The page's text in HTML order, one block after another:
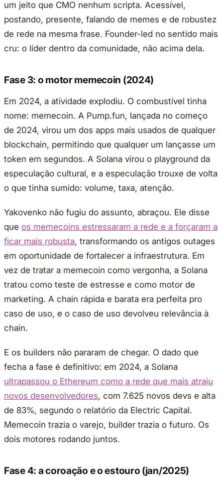
um jeito que CMO nenhum scripta. Acessível,
postando, presente, falando de memes e de robustez
de rede na mesma frase. Founder-led no sentido mais
cru: o líder dentro da comunidade, não acima dela.
Fase 3: o motor memecoin (2024)
Em 2024, a atividade explodiu. O combustível tinha
nome: memecoin. A Pump.fun, lançada no começo
de 2024, virou um dos apps mais usados de qualquer
blockchain, permitindo que qualquer um lançasse um
token em segundos. A Solana virou o playground da
especulação cultural, e a especulação trouxe de volta
o que tinha sumido: volume, taxa, atenção.
Yakovenko não fugiu do assunto, abraçou. Ele disse
que os memecoins estressaram a rede e a forçaram a
ficar mais robusta, transformando os antigos outages
em oportunidade de fortalecer a infraestrutura. Em
vez de tratar a memecoin como vergonha, a Solana
tratou como teste de estresse e como motor de
marketing. A chain rápida e barata era perfeita pro
caso de uso, e o caso de uso devolveu relevância à
chain.
E os builders não pararam de chegar. O dado que
fecha a fase é definitivo: em 2024, a Solana
ultrapassou o Ethereum como a rede que mais atraiu
novos desenvolvedores, com 7.625 novos devs e alta
de 83%, segundo o relatório da Electric Capital.
Memecoin trazia o varejo, builder trazia o futuro. Os
dois motores rodando juntos.
Fase 4: a coroação e o estouro (jan/2025)